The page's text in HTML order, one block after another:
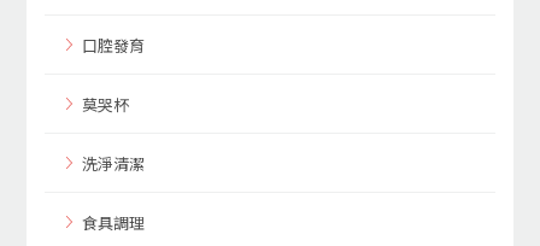
口腔發育
莫哭杯
洗淨清潔
食具調理